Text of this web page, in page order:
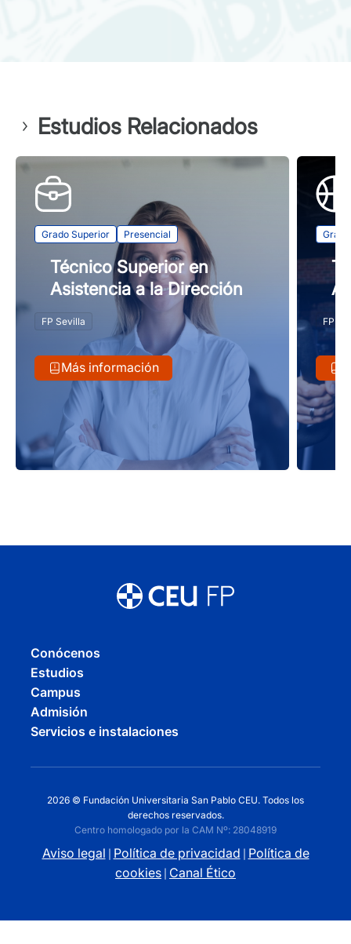
Estudios Relacionados
Grado Superior Presencial
Técnico Superior en
Asistencia a la Dirección
FP Sevilla
Más información
FP
Conócenos
Estudios
Campus
Admisión
Servicios e instalaciones
2026 © Fundación Universitaria San Pablo CEU. Todos los
derechos reservados.
Centro homologado por la CAM Nº: 28048919
Aviso legal Política de privacidad Política de
cookies Canal Ético